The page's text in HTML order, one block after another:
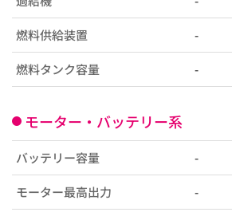
燃料供給装置 -
燃料タンク容量 -
モーター・バッテリー系
バッテリー容量 -
モーター最高出力 -